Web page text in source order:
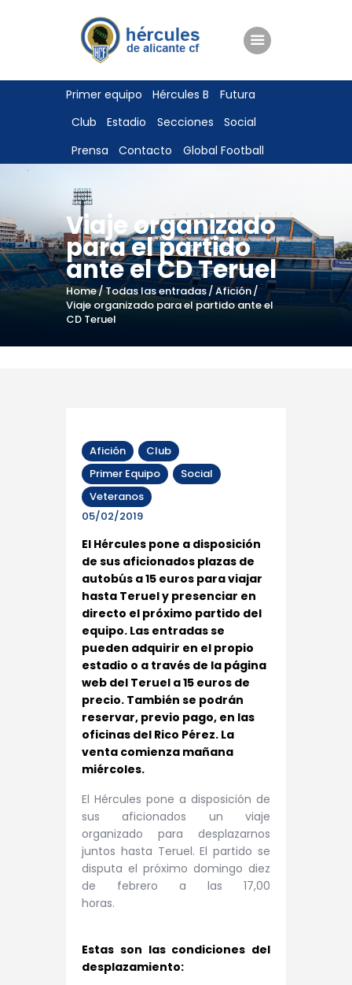
Primer equipo Hércules B
Futura
Club
Estadio Secciones
Social
Prensa
Contacto Global Football
Viaje organizado
para el partido
ante el CD Teruel
Home Todas las entradas Afición
Viaje organizado para el partido ante el
CD Teruel
ENTRADAS
TIENDA
HÉRCULESCF100
Afición
Club
Primer Equipo
Social
Veteranos
05/02/2019
El Hércules pone a disposición
de sus aficionados plazas de
autobús a 15 euros para viajar
hasta Teruel y presenciar en
directo el próximo partido del
equipo. Las entradas se
pueden adquirir en el propio
estadio o a través de la página
web del Teruel a 15 euros de
precio. También se podrán
reservar, previo pago, en las
oficinas del Rico Pérez. La
venta comienza mañana
miércoles.
El Hércules pone a disposición de
sus aficionados un viaje
organizado para desplazarnos
juntos hasta Teruel. El partido se
disputa el próximo domingo diez
de febrero a las 17,00
horas.
Estas son las condiciones del
desplazamiento: